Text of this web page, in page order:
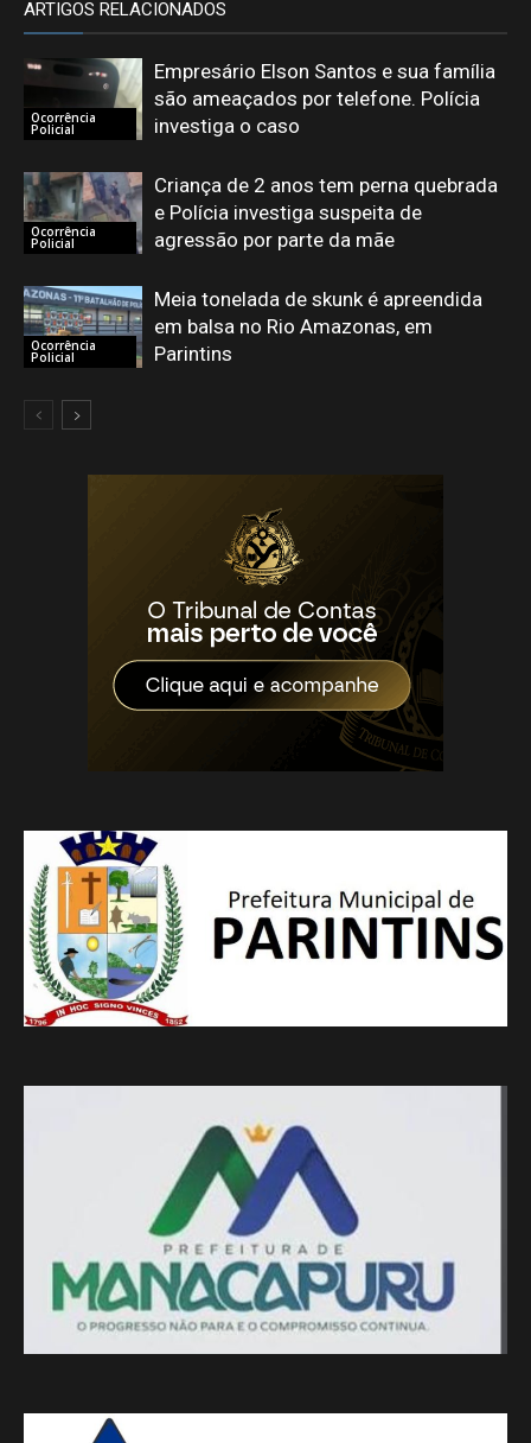
ARTIGOS RELACIONADOS
Ocorrência
Policial
Empresário Elson Santos e sua família
são ameaçados por telefone. Polícia
investiga o caso
Ocorrência
Policial
Criança de 2 anos tem perna quebrada
e Polícia investiga suspeita de
agressão por parte da mãe
Ocorrência
Policial
Meia tonelada de skunk é apreendida
em balsa no Rio Amazonas, em
Parintins